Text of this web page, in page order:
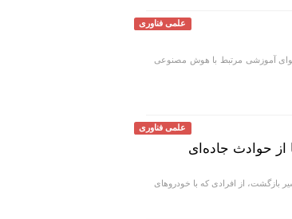
علمی فناوری
آموزشی مرتبط با هوش مصنوعی
علمی فناوری
از حوادث جاده‌ای
بازگشت، از افرادی که با خودروهای